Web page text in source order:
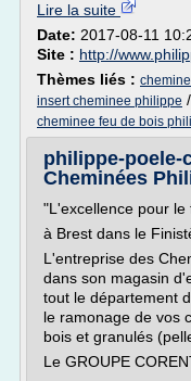
Lire la suite
Date: 2017-08-11
Site : http://
Thèmes liés :
insert cheminee philippe /
cheminee feu de bois
philippe-poele-
Cheminées
"L'excellence pour le
à Brest dans le
L'entreprise des
dans son magasin
tout le département
le ramonage de vos
bois et granulés
Le GROUPE